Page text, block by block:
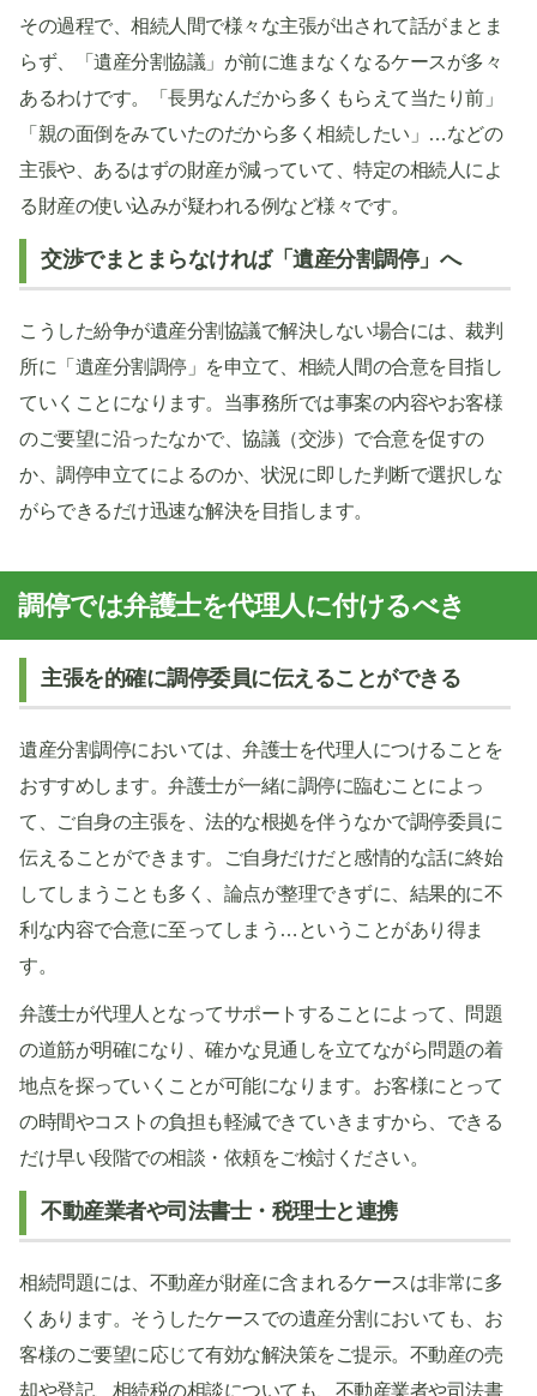
その過程で、相続人間で様々な主張が出されて話がまとま
らず、「遺産分割協議」が前に進まなくなるケースが多々
あるわけです。「長男なんだから多くもらえて当たり前」
「親の面倒をみていたのだから多く相続したい」…などの
主張や、あるはずの財産が減っていて、特定の相続人によ
る財産の使い込みが疑われる例など様々です。
交渉でまとまらなければ「遺産分割調停」へ
こうした紛争が遺産分割協議で解決しない場合には、裁判
所に「遺産分割調停」を申立て、相続人間の合意を目指し
ていくことになります。当事務所では事案の内容やお客様
のご要望に沿ったなかで、協議（交渉）で合意を促すの
か、調停申立てによるのか、状況に即した判断で選択しな
がらできるだけ迅速な解決を目指します。
調停では弁護士を代理人に付けるべき
主張を的確に調停委員に伝えることができる
遺産分割調停においては、弁護士を代理人につけることを
おすすめします。弁護士が一緒に調停に臨むことによっ
て、ご自身の主張を、法的な根拠を伴うなかで調停委員に
伝えることができます。ご自身だけだと感情的な話に終始
してしまうことも多く、論点が整理できずに、結果的に不
利な内容で合意に至ってしまう…ということがあり得ま
す。
弁護士が代理人となってサポートすることによって、問題
の道筋が明確になり、確かな見通しを立てながら問題の着
地点を探っていくことが可能になります。お客様にとって
の時間やコストの負担も軽減できていきますから、できる
だけ早い段階での相談・依頼をご検討ください。
不動産業者や司法書士・税理士と連携
相続問題には、不動産が財産に含まれるケースは非常に多
くあります。そうしたケースでの遺産分割においても、お
客様のご要望に応じて有効な解決策をご提示。不動産の売
却や登記、相続税の相談についても、不動産業者や司法書